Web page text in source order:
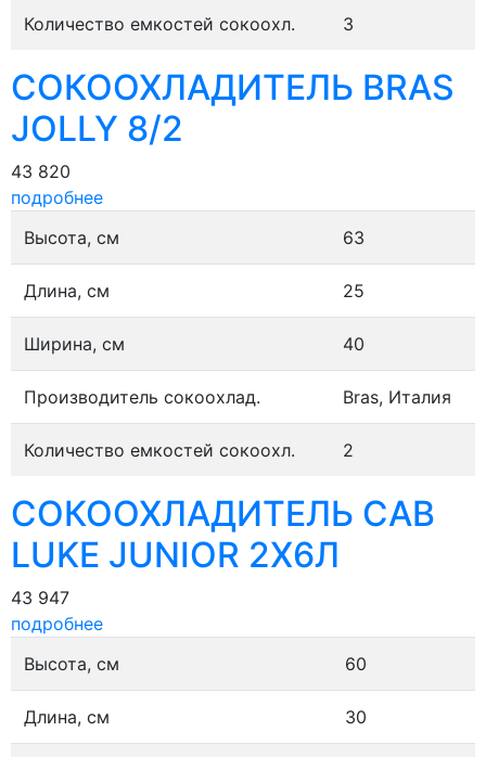
Количество емкостей сокоохл. 3
СОКООХЛАДИТЕЛЬ BRAS
JOLLY 8/2
43 820
подробнее
Высота, см
63
Длина, см 25
Ширина, см 40
Производитель сокоохлад. Bras, Италия
Количество емкостей сокоохл. 2
СОКООХЛАДИТЕЛЬ CAB
LUKE JUNIOR 2Х6Л
43 947
подробнее
Высота, см
60
Длина, см 30